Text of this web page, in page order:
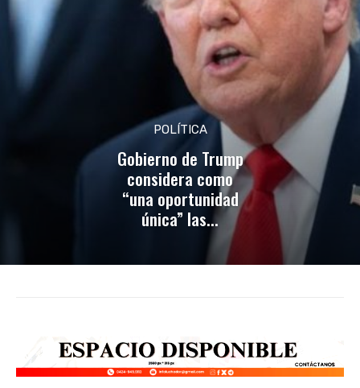
POLÍTICA
Gobierno de Trump
considera como
“una oportunidad
única” las...